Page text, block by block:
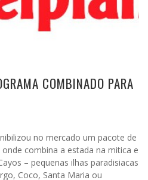
COMBINADO PARA
no mercado um pacote de
combina a estada na mitica e
– pequenas ilhas paradisiacas
Coco, Santa Maria ou